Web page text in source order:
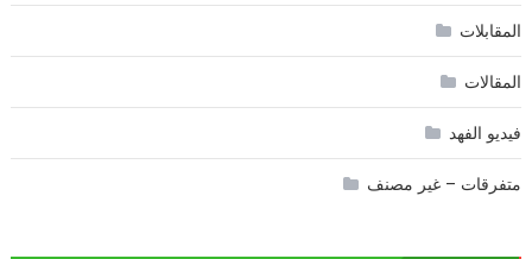
المقابلات
المقالات
فيديو الفهد
متفرقات – غير مصنف